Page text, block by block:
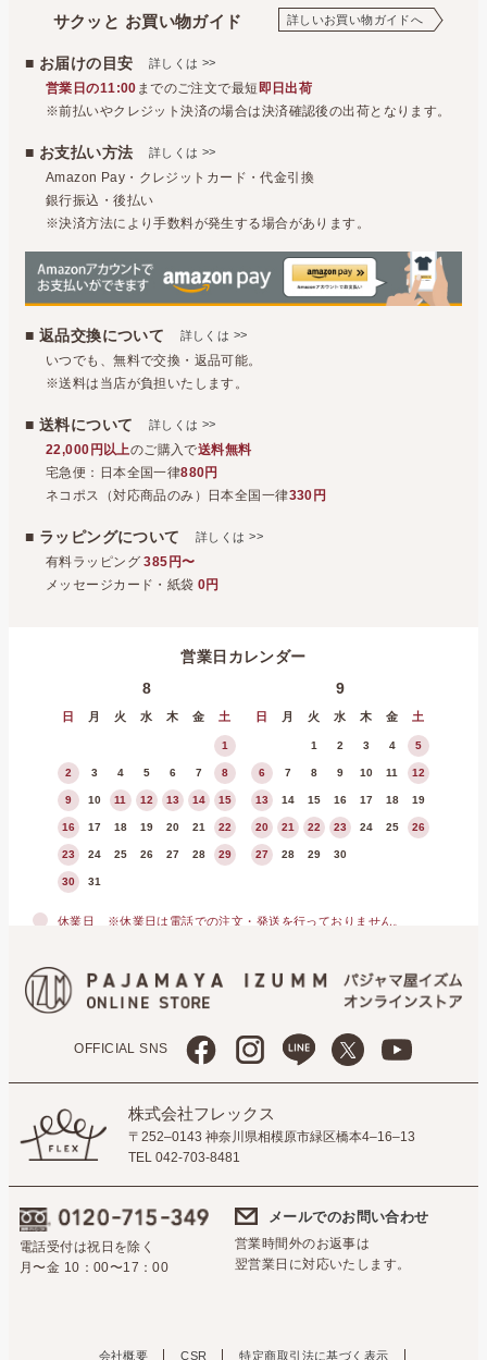
サクッと お買い物ガイド 詳しいお買い物ガイドへ
■ お届けの目安 詳しくは >>
営業日の11:00 までのご注文で最短即日出荷
※前払いやクレジット決済の場合は決済確認後の出荷となります。
■ お支払い方法 詳しくは >>
Amazon Pay・クレジットカード・代金引換
銀行振込・後払い
※決済方法により手数料が発生する場合があります。
■ 返品交換について 詳しくは >>
いつでも、無料で交換・返品可能。
※送料は当店が負担いたします。
■ 送料について 詳しくは >>
22,000円以上のご購入で送料無料
宅急便：日本全国一律880円
ネコポス（対応商品のみ）日本全国一律330円
■ ラッピングについて詳しくは>>
有料ラッピング385円〜
メッセージカード・紙袋0円
営業日カレンダー
8
日 月 火 水 木 金 土
1
2 3 4 5 6 7 8
9 10 11 12 13 14 15
16 17 18 19 20 21 22
23 24 25 26 27 28 29
30 31
9
日 月 火 水 木 金 土
1 2 3 4 5
6 7 8 9 10 11 12
13 14 15 16 17 18 19
20 21 22 23 24 25 26
27 28 29 30
休業日 ※休業日は電話での注文・発送を行っておりません。
OFFICIAL SNS
株式会社フレックス
〒252–0143 神奈川県相模原市緑区橋本4–16–13
TEL 042-703-8481
電話受付は祝日を除く
月〜金 10：00〜17：00
メールでのお問い合わせ
営業時間外のお返事は
翌営業日に対応いたします。
会社概要 CSR 特定商取引法に基づく表示